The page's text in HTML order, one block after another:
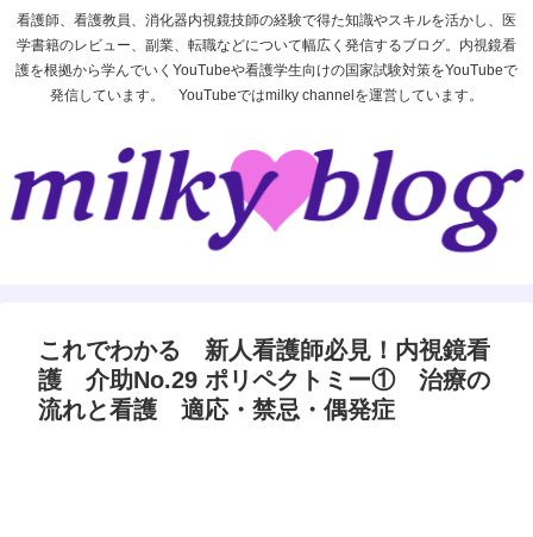
看護師、看護教員、消化器内視鏡技師の経験で得た知識やスキルを活かし、医
学書籍のレビュー、副業、転職などについて幅広く発信するブログ。内視鏡看
護を根拠から学んでいくYouTubeや看護学生向けの国家試験対策をYouTubeで
発信しています。 YouTubeではmilky channelを運営しています。
これでわかる 新人看護師必見！内視鏡看
護 介助No.29 ポリペクトミー① 治療の
流れと看護 適応・禁忌・偶発症